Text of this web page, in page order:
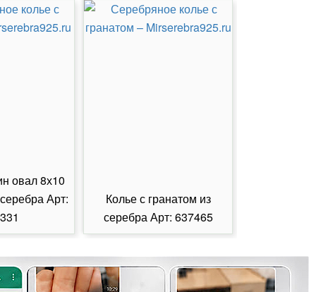
овал 8х10
Арт:
Колье с гранатом из
серебра Арт: 637465